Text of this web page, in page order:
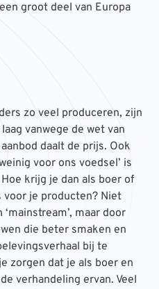
groot deel van Europa
zo veel produceren, zijn
vanwege de wet van
daalt de prijs. Ook
voor ons voedsel’ is
krijg je dan als boer of
je producten? Niet
maar door
die beter smaken en
bij te
zorgen dat je als boer en
verhandeling ervan. Veel